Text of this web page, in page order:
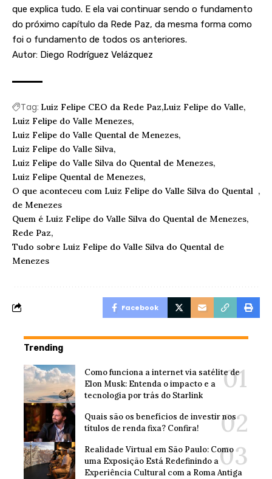
que explica tudo. E ela vai continuar sendo o fundamento
do próximo capítulo da Rede Paz, da mesma forma como
foi o fundamento de todos os anteriores.
Autor: Diego Rodríguez Velázquez
Tag: Luiz Felipe CEO da Rede Paz Luiz Felipe do Valle
Luiz Felipe do Valle Menezes
Luiz Felipe do Valle Quental de Menezes
Luiz Felipe do Valle Silva
Luiz Felipe do Valle Silva do Quental de Menezes
Luiz Felipe Quental de Menezes
O que aconteceu com Luiz Felipe do Valle Silva do Quental
de Menezes
Quem é Luiz Felipe do Valle Silva do Quental de Menezes
Rede Paz
Tudo sobre Luiz Felipe do Valle Silva do Quental de
Menezes
Facebook
Trending
Como funciona a internet via satélite de
Elon Musk: Entenda o impacto e a
tecnologia por trás do Starlink
Quais são os benefícios de investir nos
títulos de renda fixa? Confira!
Realidade Virtual em São Paulo: Como
uma Exposição Está Redefinindo a
Experiência Cultural com a Roma Antiga